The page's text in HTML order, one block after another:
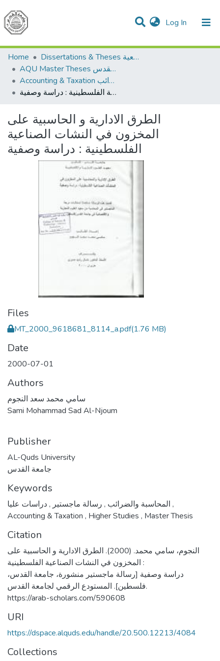
Log In (current)
Communities & Collections
All of DSpace
Home
Dissertations & Theses الرسائل الجامعية
AQU Master Theses الرسائل الجامعية الخاصة بجامعة القدس
Accounting & Taxation المحاسبة والضرائب
الطرق الادارية و الحاسبية على المخزون في النشات الصناعية الفلسطينية : دراسة وصفية
الطرق الادارية و الحاسبية على
المخزون في النشات الصناعية
الفلسطينية : دراسة وصفية
Files
MT_2000_9618681_8114_a.pdf(1.76 MB)
Date
2000-07-01
Authors
سامي محمد سعد النجوم
Sami Mohammad Sad Al-Njoum
Publisher
AL-Quds University
جامعة القدس
Keywords
المحاسبة والضرائب , رسالة ماجستير ,
,
Accounting & Taxation , Higher Studies , Master Thesis
Citation
النجوم، سامي محمد. (2000). الطرق الادارية و الحاسبية على
المخزون في النشات الصناعية الفلسطينية :
دراسة وصفية [رسالة ماجستير منشورة، جامعة القدس،
فلسطين]. المستودع الرقمي لجامعة القدس.
https://arab-scholars.com/590608
URI
https://dspace.alquds.edu/handle/20.500.12213/4084
Collections